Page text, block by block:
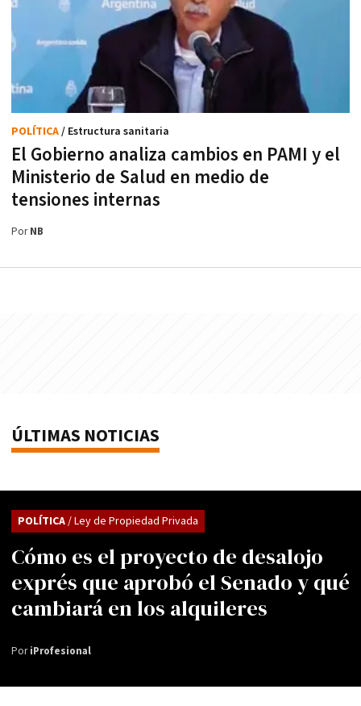
El Gobierno analiza cambios en PAMI y el
Ministerio de Salud en medio de
tensiones internas
POLÍTICA/ Estructura sanitaria
PorNB
ÚLTIMAS NOTICIAS
Cómo es el proyecto de desalojo
exprés que aprobó el Senado y qué
cambiará en los alquileres
POLÍTICA/ Ley de Propiedad Privada
PoriProfesional